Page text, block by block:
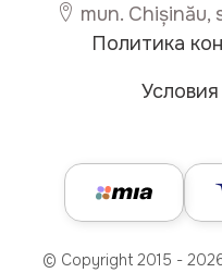
mun. Chișinău,
Политика
© Copyright 2015 - 2026